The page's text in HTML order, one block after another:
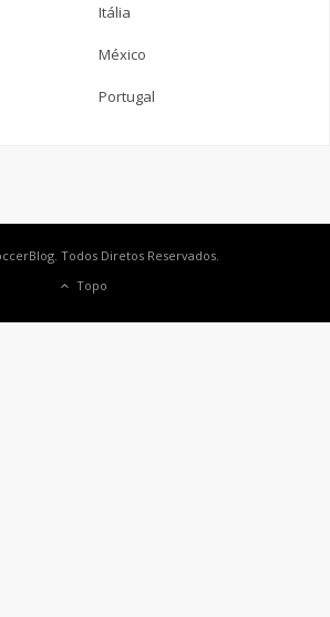
Itália
México
Portugal
Todos Diretos Reservados.
Topo